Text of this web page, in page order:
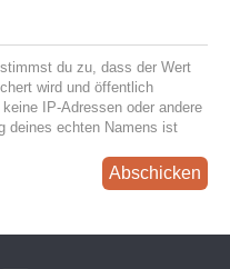
du zu, dass der Wert
wird und öffentlich
IP-Adressen oder andere
deines echten Namens ist
Abschicken